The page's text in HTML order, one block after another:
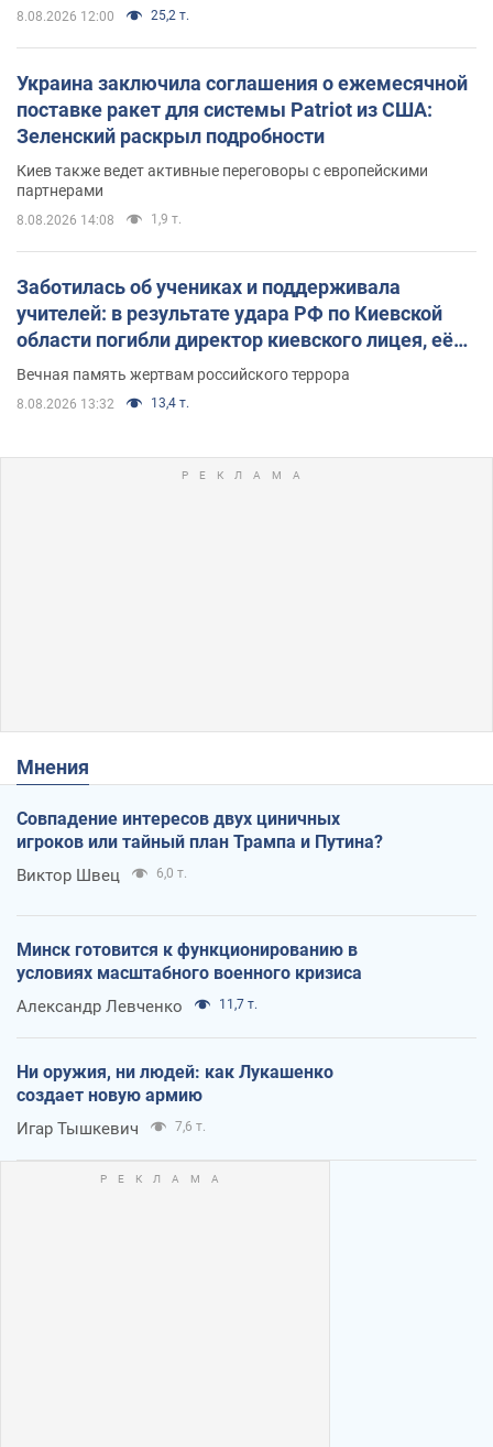
8.08.2026 12:00 25,2 т.
Украина заключила соглашения о ежемесячной
поставке ракет для системы Patriot из США:
Зеленский раскрыл подробности
Киев также ведет активные переговоры с европейскими
партнерами
8.08.2026 14:08 1,9 т.
Заботилась об учениках и поддерживала
учителей: в результате удара РФ по Киевской
области погибли директор киевского лицея, её
муж и внук
Вечная память жертвам российского террора
8.08.2026 13:32 13,4 т.
Мнения
Совпадение интересов двух циничных
игроков или тайный план Трампа и Путина?
Виктор Швец 6,0 т.
Минск готовится к функционированию в
условиях масштабного военного кризиса
Александр Левченко 11,7 т.
Ни оружия, ни людей: как Лукашенко
создает новую армию
Игар Тышкевич 7,6 т.